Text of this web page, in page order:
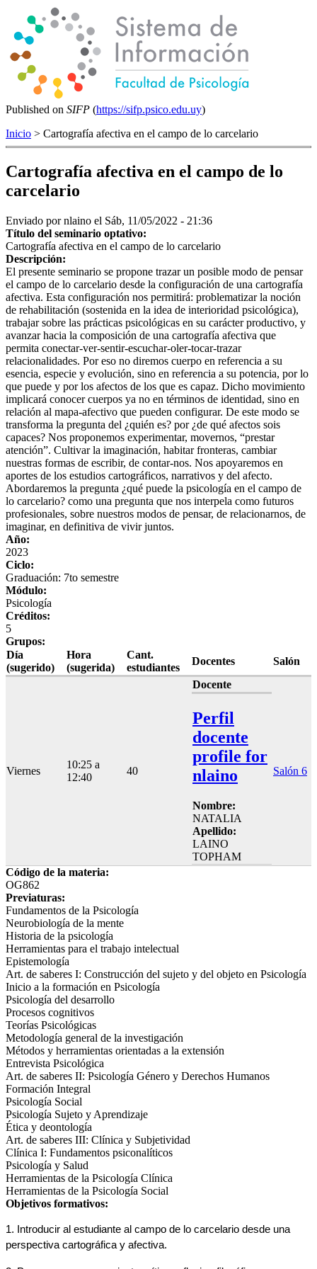
Published on SIFP (https://sifp.psico.edu.uy)
Inicio > Cartografía afectiva en el campo de lo carcelario
Cartografía afectiva en el campo de lo
carcelario
Enviado pornlaino el Sáb, 11/05/2022 - 21:36
Título del seminario optativo:
Cartografía afectiva en el campo de lo carcelario
Descripción:
El presente seminario se propone trazar un posible modo de pensar
el campo de lo carcelario desde la configuración de una cartografía
afectiva. Esta configuración nos permitirá: problematizar la noción
de rehabilitación (sostenida en la idea de interioridad psicológica),
trabajar sobre las prácticas psicológicas en su carácter productivo, y
avanzar hacia la composición de una cartografía afectiva que
permita conectar-ver-sentir-escuchar-oler-tocar-trazar
relacionalidades. Por eso no diremos cuerpo en referencia a su
esencia, especie y evolución, sino en referencia a su potencia, por lo
que puede y por los afectos de los que es capaz. Dicho movimiento
implicará conocer cuerpos ya no en términos de identidad, sino en
relación al mapa-afectivo que pueden configurar. De este modo se
transforma la pregunta del ¿quién es? por ¿de qué afectos sois
capaces? Nos proponemos experimentar, movernos, “prestar
atención”. Cultivar la imaginación, habitar fronteras, cambiar
nuestras formas de escribir, de contar-nos. Nos apoyaremos en
aportes de los estudios cartográficos, narrativos y del afecto.
Abordaremos la pregunta ¿qué puede la psicología en el campo de
lo carcelario? como una pregunta que nos interpela como futuros
profesionales, sobre nuestros modos de pensar, de relacionarnos, de
imaginar, en definitiva de vivir juntos.
Año:
2023
Ciclo:
Graduación: 7to semestre
Módulo:
Psicología
Créditos:
5
Grupos:
Día
(sugerido)
Hora
(sugerida)
Cant.
estudiantes
Docentes Salón
Viernes
10:25 a
12:40
40
Docente
Perfil
docente
profile for
nlaino
Nombre:
NATALIA
Apellido:
LAINO
TOPHAM
Salón 6
Código de la materia:
OG862
Previaturas:
Fundamentos de la Psicología
Neurobiología de la mente
Historia de la psicología
Herramientas para el trabajo intelectual
Epistemología
Art. de saberes I: Construcción del sujeto y del objeto en Psicología
Inicio a la formación en Psicología
Psicología del desarrollo
Procesos cognitivos
Teorías Psicológicas
Metodología general de la investigación
Métodos y herramientas orientadas a la extensión
Entrevista Psicológica
Art. de saberes II: Psicología Género y Derechos Humanos
Formación Integral
Psicología Social
Psicología Sujeto y Aprendizaje
Ética y deontología
Art. de saberes III: Clínica y Subjetividad
Clínica I: Fundamentos psiconalíticos
Psicología y Salud
Herramientas de la Psicología Clínica
Herramientas de la Psicología Social
Objetivos formativos:
1. Introducir al estudiante al campo de lo carcelario desde una
perspectiva cartográfica y afectiva.